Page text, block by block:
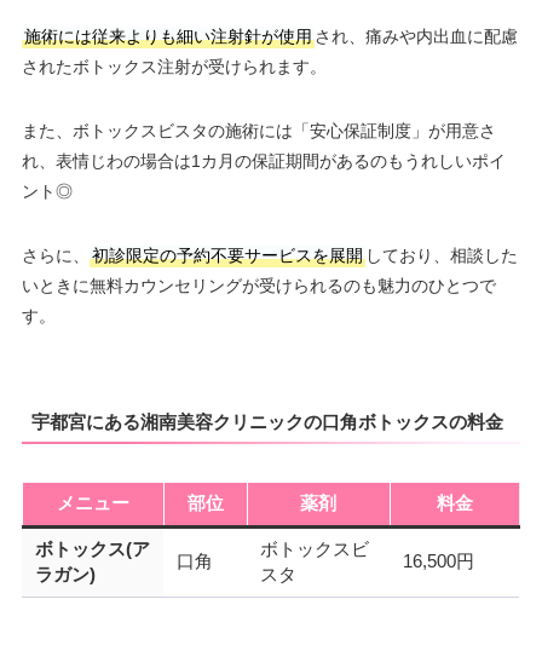
施術には従来よりも細い注射針が使用され、痛みや内出血に配慮
されたボトックス注射が受けられます。
また、ボトックスビスタの施術には「安心保証制度」が用意さ
れ、表情じわの場合は1カ月の保証期間があるのもうれしいポイ
ント◎
さらに、 初診限定の予約不要サービスを展開しており、相談した
いときに無料カウンセリングが受けられるのも魅力のひとつで
す。
宇都宮にある湘南美容クリニックの口角ボトックスの料金
メニュー 部位 薬剤 料金
ボトックス(ア
ラガン)
口角
ボトックスビ
スタ
16,500円